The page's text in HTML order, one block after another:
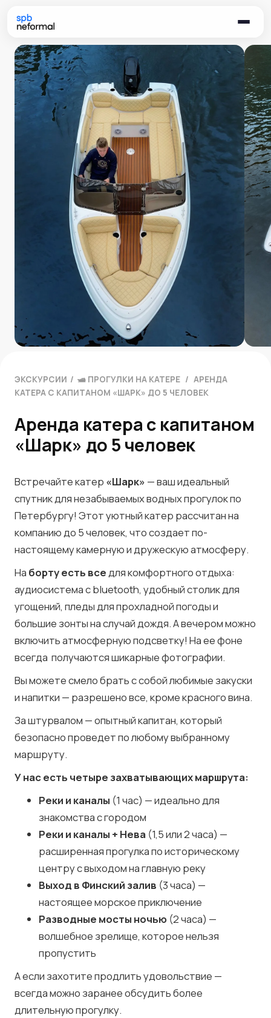
ЭКСКУРСИИ / 🛥 ПРОГУЛКИ НА КАТЕРЕ / АРЕНДА
КАТЕРА С КАПИТАНОМ «ШАРК» ДО 5 ЧЕЛОВЕК
Аренда катера с капитаном
«Шарк» до 5 человек
Встречайте катер «Шарк» — ваш идеальный
спутник для незабываемых водных прогулок по
Петербургу! Этот уютный катер рассчитан на
компанию до 5 человек, что создает по-
настоящему камерную и дружескую атмосферу.
На борту есть вседля комфортного отдыха:
аудиосистема с bluetooth, удобный столик для
угощений, пледы для прохладной погоды и
большие зонты на случай дождя. А вечером можно
включить атмосферную подсветку! На ее фоне
всегда получаются шикарные фотографии.
Вы можете смело брать с собой любимые закуски
и напитки — разрешено все, кроме красного вина.
За штурвалом — опытный капитан, который
безопасно проведет по любому выбранному
маршруту.
У нас есть четыре захватывающих маршрута:
Реки и каналы (1 час) — идеально для
знакомства с городом
Реки и каналы + Нева (1,5 или 2 часа) —
расширенная прогулка по историческому
центру с выходом на главную реку
Выход в Финский залив (3 часа) —
настоящее морское приключение
Разводные мосты ночью (2 часа) —
волшебное зрелище, которое нельзя
пропустить
А если захотите продлить удовольствие —
всегда можно заранее обсудить более
длительную прогулку.